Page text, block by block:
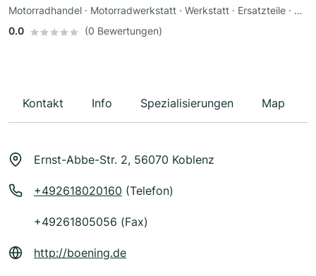
Motorradhandel · Motorradwerkstatt · Werkstatt · Ersatzteile · Motorradzubehör · Bekleidungsgeschäft · Motorradservice · Fahrzeuglackierungen
0.0
(0 Bewertungen)
Kontakt Info Spezialisierungen Map
Ernst-Abbe-Str. 2, 56070 Koblenz
+492618020160 (Telefon)
+49261805056 (Fax)
http://boening.de